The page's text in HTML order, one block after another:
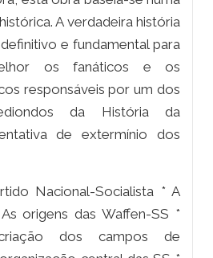
A verdadeira história
e fundamental para
os fanáticos e os
responsáveis por um dos
da História da
de extermínio dos
Nacional-Socialista * A
origens das Waffen-SS *
dos campos de